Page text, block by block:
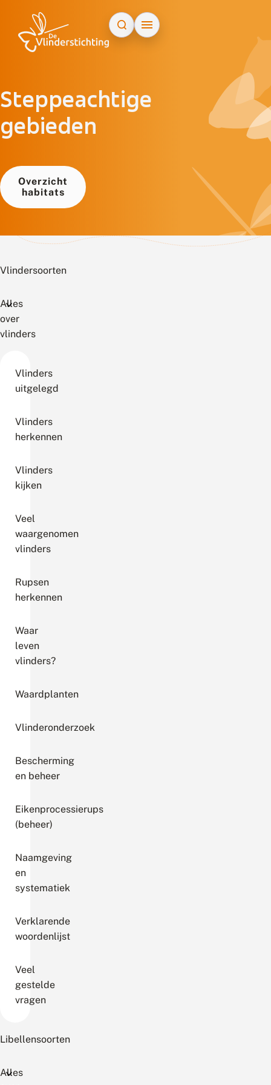
Steppeachtige
gebieden
Overzicht
habitats
Vlindersoorten
Alles
over
vlinders
Vlinders
uitgelegd
Vlinders
herkennen
Vlinders
kijken
Veel
waargenomen
vlinders
Rupsen
herkennen
Waar
leven
vlinders?
Waardplanten
Vlinderonderzoek
Bescherming
en beheer
Eikenprocessierups
(beheer)
Naamgeving
en
systematiek
Verklarende
woordenlijst
Veel
gestelde
vragen
Libellensoorten
Alles